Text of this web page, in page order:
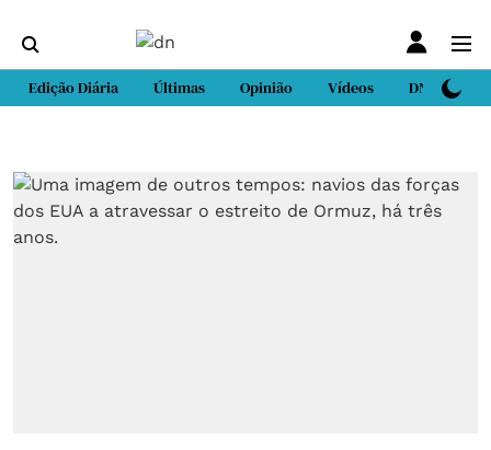
Edição Diária Últimas Opinião Vídeos DN Sport